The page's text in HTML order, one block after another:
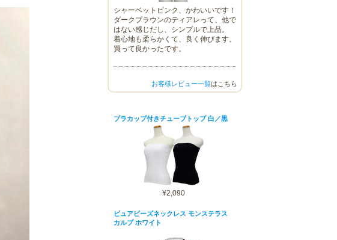
シャーベットピンク、かわいいです！
ダークブラウンのティアレって、他で
はない感じだし、シンプルで上品。
着心地も柔らかくて、良く伸びます。
買って良かったです。
お客様レビュー一覧はこちら
ブラカップ付きチューブトップ 白／黒
¥2,090
ピュアビーズネックレス モンステラス
カルプ ホワイト